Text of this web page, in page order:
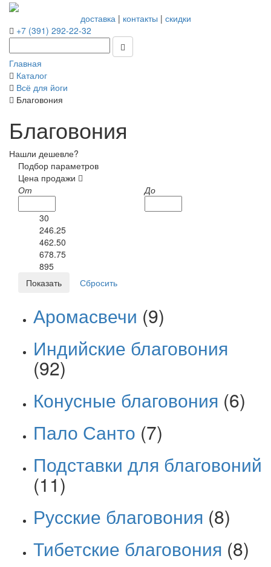
доставка| контакты | скидки
+7 (391) 292-22-32
Главная
Каталог
Всё для йоги
Благовония
Благовония
Нашли дешевле?
Подбор параметров
Цена продажи
От
До
30
246.25
462.50
678.75
895
Аромасвечи (9)
Индийские благовония
(92)
Конусные благовония (6)
Пало Санто (7)
Подставки для благовоний
(11)
Русские благовония (8)
Тибетские благовония (8)